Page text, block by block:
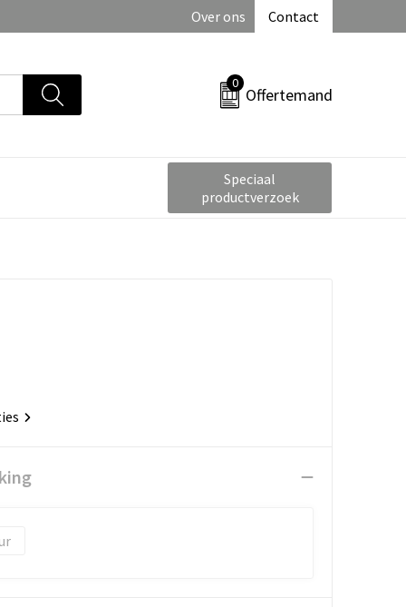
Over ons Contact
0
Offertemand
Speciaal
productverzoek